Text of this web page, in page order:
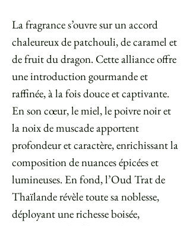
La fragrance s’ouvre sur un accord
chaleureux de patchouli, de caramel et
de fruit du dragon. Cette alliance offre
une introduction gourmande et
raffinée, à la fois douce et captivante.
En son cœur, le miel, le poivre noir et
la noix de muscade apportent
profondeur et caractère, enrichissant la
composition de nuances épicées et
lumineuses. En fond, l’Oud Trat de
Thaïlande révèle toute sa noblesse,
déployant une richesse boisée,